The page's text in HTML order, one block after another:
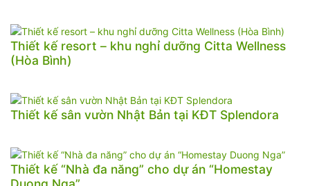
Thiết kế resort – khu nghỉ dưỡng Citta Wellness
(Hòa Bình)
Thiết kế sân vườn Nhật Bản tại KĐT Splendora
Thiết kế “Nhà đa năng” cho dự án “Homestay